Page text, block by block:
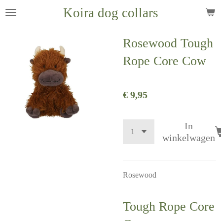
Ga
hoofdinhoud
Koira dog collars
Rosewood Tough
Rope Core Cow
€ 9,95
In
winkelwagen
Rosewood
Tough Rope Core